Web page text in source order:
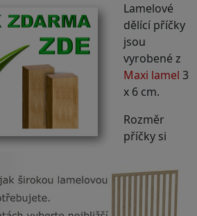
Lamelové
dělící příčky
jsou
vyrobené z
Maxi lamel 3
x 6 cm.
Rozměr
příčky si